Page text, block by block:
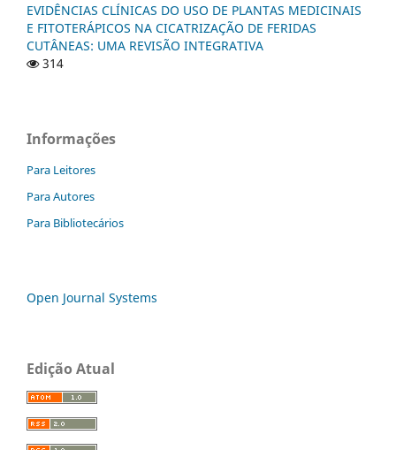
EVIDÊNCIAS CLÍNICAS DO USO DE PLANTAS MEDICINAIS
E FITOTERÁPICOS NA CICATRIZAÇÃO DE FERIDAS
CUTÂNEAS: UMA REVISÃO INTEGRATIVA
314
Informações
Para Leitores
Para Autores
Para Bibliotecários
Open Journal Systems
Edição Atual